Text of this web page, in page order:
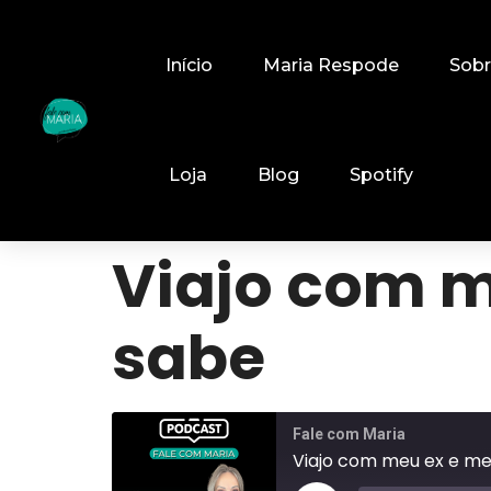
Início Maria Respode
Loja Blog Spotify
Viajo com
sabe
Fale com Maria
Viajo com meu ex e